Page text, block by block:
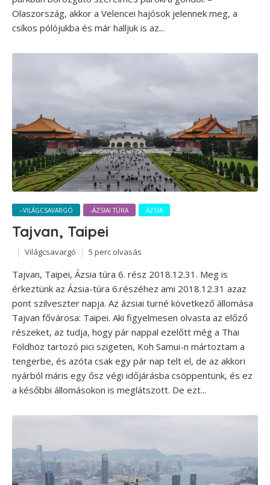
Olaszország, akkor a Velencei hajósok jelennek meg, a
csíkos pólójukba és már halljuk is az...
--VILÁGCSAVARGÓ -ÁZSIAI TÚRA ÁZSIA
Tajvan, Taipei
Világcsavargó 5 perc olvasás
Tajvan, Taipei, Ázsia túra 6. rész 2018.12.31. Meg is
érkeztünk az Ázsia-túra 6.részéhez ami 2018.12.31 azaz
pont szilveszter napja. Az ázsiai turné következő állomása
Tajvan fővárosa: Taipei. Aki figyelmesen olvasta az előző
részeket, az tudja, hogy pár nappal ezelőtt még a Thai
Földhöz tartozó pici szigeten, Koh Samui-n mártoztam a
tengerbe, és azóta csak egy pár nap telt el, de az akkori
nyárból máris egy ősz végi időjárásba csöppentünk, és ez
a későbbi állomásokon is meglátszott. De ezt...